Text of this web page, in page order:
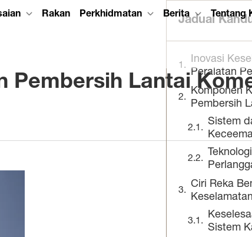
Rakan Perkhidmatan Berita Tentang
Pembersih Lantai
Jadual
Inovasi
Peralatan
Komponen
Pembersih
Sistem
Ciri Reka
Sistem